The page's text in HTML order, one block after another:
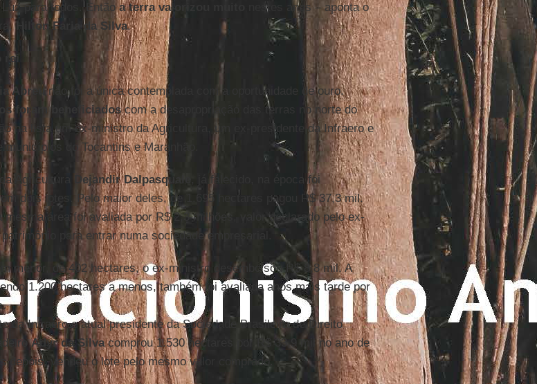
para todos. Entãoa terra valorizou muito
nestes anos – aponta o
Hilton Faria da Silva.
rei
Abreu não foi a única contemplada com a oportunidade de ouro.
foram beneficiadoscom a desapropriação das terras no norte do
na lista um ex-ministro da Agricultura, um ex-presidente da Infraero e
municípios do Tocantins e Maranhão.
Agricultura Dejandir Dalpasquale
, já falecido, na época foi
dois lotes. Pelo maior deles, de 1.695 hectares pagou R$ 37,3 mil.
mesma área foi avaliada por R$ 2,3 milhões, valor declarado pelo ex-
para entrar numa sociedade empresarial.
menor, de 402 hectares, o ex-ministro desembolsou R$ 8,8 mil. A
1.200 hectares a menos, também foi avaliada anos mais tarde por
da Infraero e atual presidente da Sociedade Brasileira de Direito
Adyr da Silvacomprou 1.530 hectares por R$ 33,9 mil no ano de
depois, vendeu o lote pelo mesmo valor comprado.